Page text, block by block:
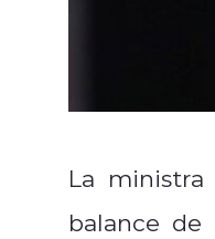
La
balance